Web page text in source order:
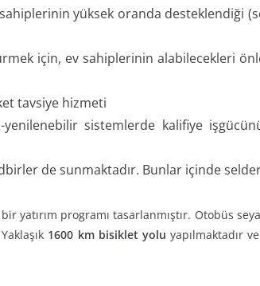
yüksek oranda desteklendiği
için, ev sahiplerinin alabilecekleri
tavsiye hizmeti
sistemlerde kalifiye
de sunmaktadır. Bunlar içinde
yatırım programı tasarlanmıştır. Otobüs
1600 km bisiklet yolu yapılmaktadır